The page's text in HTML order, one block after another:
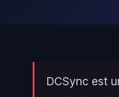
DCSync est